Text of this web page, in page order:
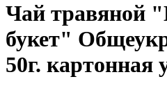
Чай травяной
букет"
50г. картонная